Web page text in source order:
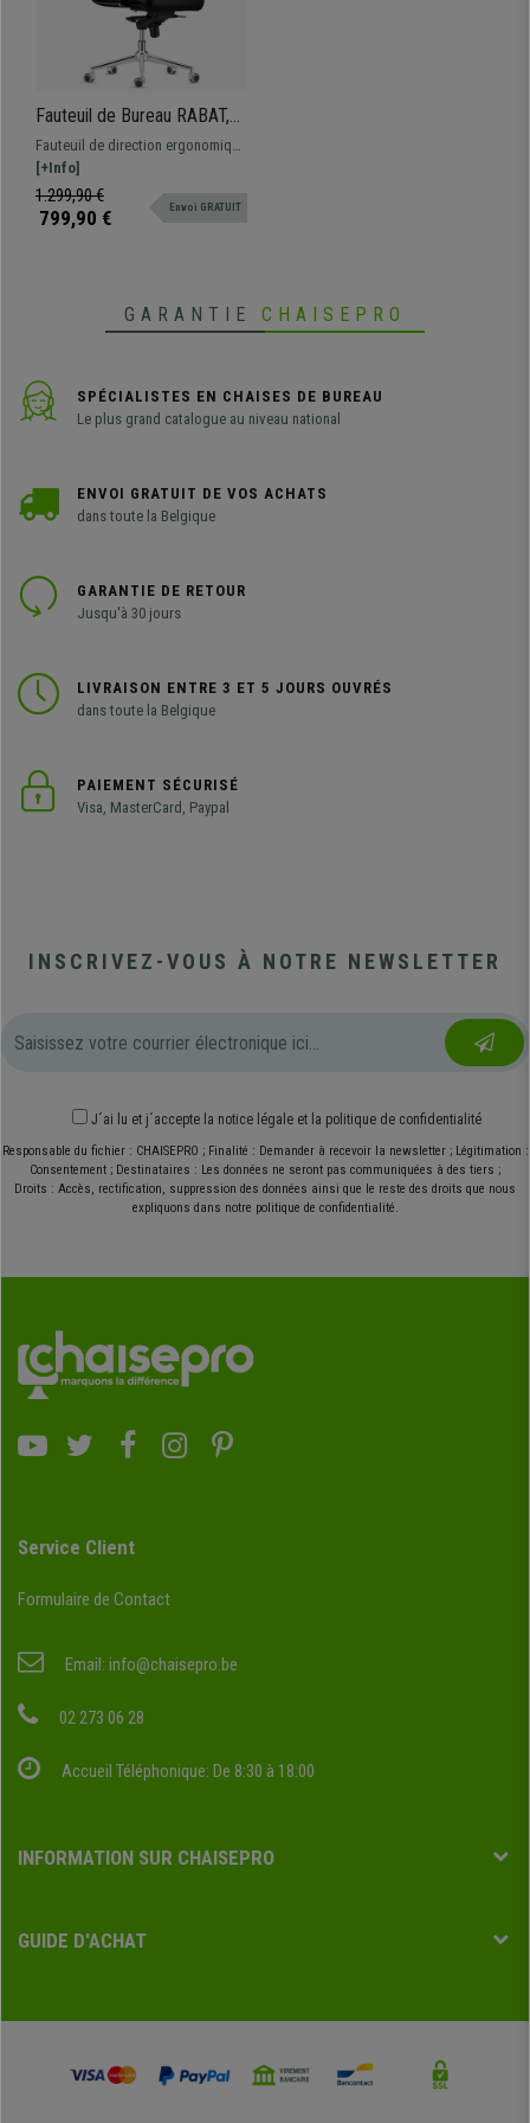
Livré pratiquement MONTÉ
• Dossier haut avec forme ergonomique
Rembourrage confortable de haute densité
• Mécanisme basculant d'inclinaison
Piètement et accoudoirs en acier chromé
• Adapté à une utilisation quotidienne de 8 Heures
Roulettes en gomme, adaptées à tout type de sol
• Revêtement en cuir Authentique de Qualité
Fauteuil de Bureau RABAT,
Grande Qualité, Cuir
Authentique, Noir
Fauteuil de direction ergonomique
avec dossier basculant. Design et
finitions parfaites, luxe et confort
au meilleur prix
[+Info]
1.299,90 €
799,90 € Envoi GRATUIT
GARANTIE CHAISEPRO
SPÉCIALISTES EN CHAISES DE BUREAU
Le plus grand catalogue au niveau national
ENVOI GRATUIT DE VOS ACHATS
dans toute la Belgique
GARANTIE DE RETOUR
Jusqu'à 30 jours
LIVRAISON ENTRE 3 ET 5 JOURS OUVRÉS
dans toute la Belgique
PAIEMENT SÉCURISÉ
Visa, MasterCard, Paypal
INSCRIVEZ-VOUS À NOTRE NEWSLETTER
J´ai lu et j´accepte la notice légale et la politique de confidentialité
Responsable du fichier : CHAISEPRO ; Finalité : Demander à recevoir la newsletter ; Légitimation :
Consentement ; Destinataires : Les données ne seront pas communiquées à des tiers ;
Droits : Accès, rectification, suppression des données ainsi que le reste des droits que nous
expliquons dans notre politique de confidentialité.
Service Client
Formulaire de Contact
Email: info@chaisepro.be
02 273 06 28
Accueil Téléphonique: De 8:30 à 18:00
INFORMATION SUR CHAISEPRO
GUIDE D'ACHAT